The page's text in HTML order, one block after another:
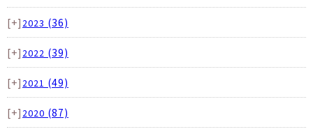
[+] 2023 (36)
[+] 2022 (39)
[+] 2021 (49)
[+] 2020 (87)